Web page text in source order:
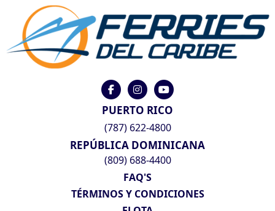
PUERTO RICO
(787) 622-4800
REPÚBLICA DOMINICANA
(809) 688-4400
FAQ'S
TÉRMINOS Y CONDICIONES